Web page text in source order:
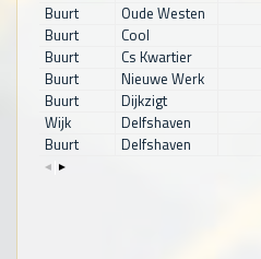
Buurt
Oude Westen
Buurt
Cool
Buurt
Cs Kwartier
Buurt
Nieuwe Werk
Buurt
Dijkzigt
Wijk
Delfshaven
Buurt
Delfshaven